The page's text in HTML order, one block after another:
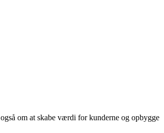
om at skabe værdi for kunderne og opbygge